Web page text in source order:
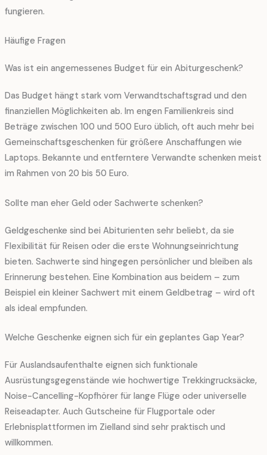
fungieren.
Häufige Fragen
Was ist ein angemessenes Budget für ein Abiturgeschenk?
Das Budget hängt stark vom Verwandtschaftsgrad und den
finanziellen Möglichkeiten ab. Im engen Familienkreis sind
Beträge zwischen 100 und 500 Euro üblich, oft auch mehr bei
Gemeinschaftsgeschenken für größere Anschaffungen wie
Laptops. Bekannte und entferntere Verwandte schenken meist
im Rahmen von 20 bis 50 Euro.
Sollte man eher Geld oder Sachwerte schenken?
Geldgeschenke sind bei Abiturienten sehr beliebt, da sie
Flexibilität für Reisen oder die erste Wohnungseinrichtung
bieten. Sachwerte sind hingegen persönlicher und bleiben als
Erinnerung bestehen. Eine Kombination aus beidem – zum
Beispiel ein kleiner Sachwert mit einem Geldbetrag – wird oft
als ideal empfunden.
Welche Geschenke eignen sich für ein geplantes Gap Year?
Für Auslandsaufenthalte eignen sich funktionale
Ausrüstungsgegenstände wie hochwertige Trekkingrucksäcke,
Noise-Cancelling-Kopfhörer für lange Flüge oder universelle
Reiseadapter. Auch Gutscheine für Flugportale oder
Erlebnisplattformen im Zielland sind sehr praktisch und
willkommen.